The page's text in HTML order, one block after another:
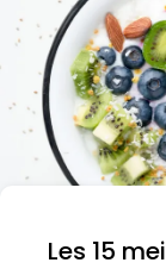
Les 15